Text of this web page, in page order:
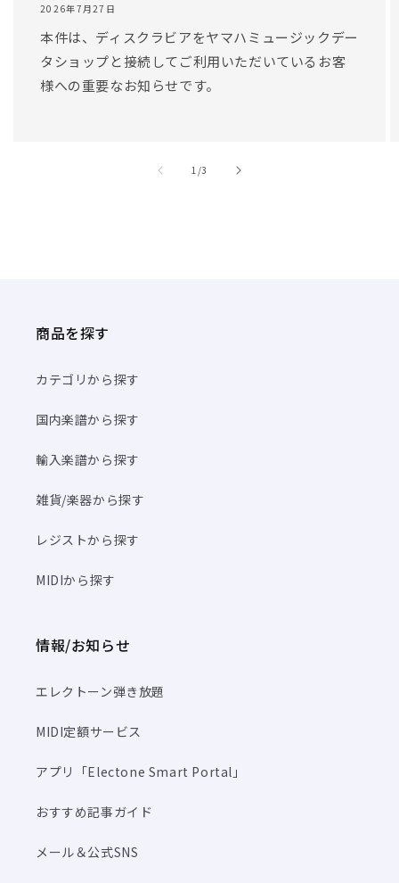
2026年7月27日
本件は、ディスクラビアをヤマハミュージックデー
タショップと接続してご利用いただいているお客
様への重要なお知らせです。
1 //3
商品を探す
カテゴリから探す
国内楽譜から探す
輸入楽譜から探す
雑貨/楽器から探す
レジストから探す
MIDIから探す
情報/お知らせ
エレクトーン弾き放題
MIDI定額サービス
アプリ「Electone Smart Portal」
おすすめ記事ガイド
メール＆公式SNS